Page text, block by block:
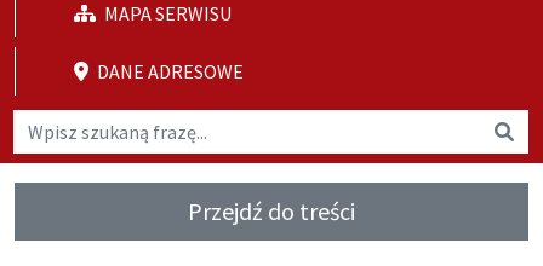
MAPA SERWISU
DANE ADRESOWE
Wyszukaj na stronie
Przejdź do treści